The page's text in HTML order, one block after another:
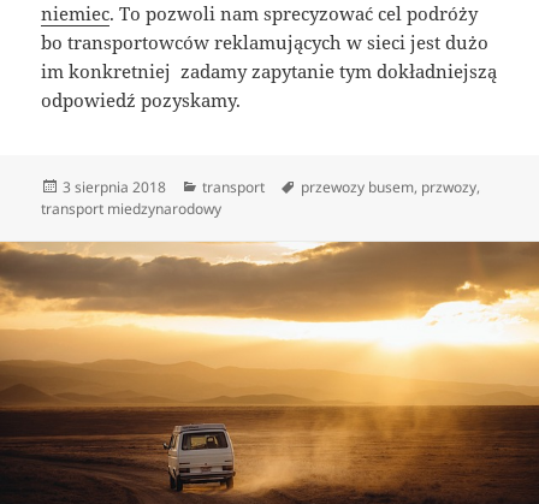
niemiec. To pozwoli nam sprecyzować cel podróży
bo transportowców reklamujących w sieci jest dużo
im konkretniej zadamy zapytanie tym dokładniejszą
odpowiedź pozyskamy.
Data
publikacji
3 sierpnia 2018 Kategorie
transport Tagi
przewozy busem, przwozy,
transport miedzynarodowy